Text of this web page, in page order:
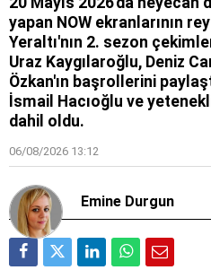
yapan NOW ekranlarının
Yeraltı'nın 2. sezon
Uraz Kaygılaroğlu, Deniz
Özkan'ın başrollerini
İsmail Hacıoğlu ve
dahil oldu.
06/08/2026 13:12
Emine Durgun